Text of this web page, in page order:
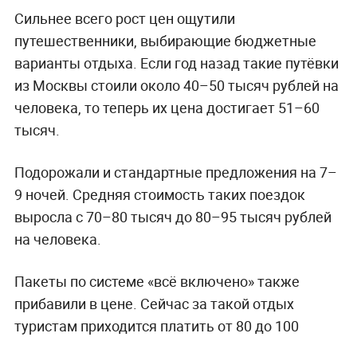
Сильнее всего рост цен ощутили
путешественники, выбирающие бюджетные
варианты отдыха. Если год назад такие путёвки
из Москвы стоили около 40–50 тысяч рублей на
человека, то теперь их цена достигает 51–60
тысяч.
Подорожали и стандартные предложения на 7–
9 ночей. Средняя стоимость таких поездок
выросла с 70–80 тысяч до 80–95 тысяч рублей
на человека.
Пакеты по системе «всё включено» также
прибавили в цене. Сейчас за такой отдых
туристам приходится платить от 80 до 100